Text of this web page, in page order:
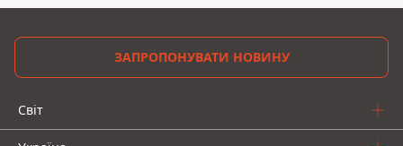
ЗАПРОПОНУВАТИ НОВИНУ
Світ